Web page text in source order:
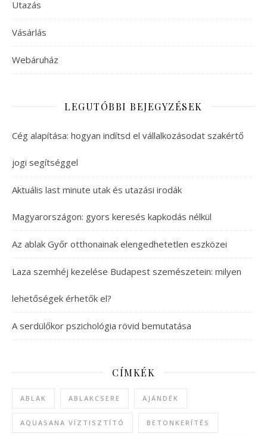
Utazás
Vásárlás
Webáruház
LEGUTÓBBI BEJEGYZÉSEK
Cég alapítása: hogyan indítsd el vállalkozásodat szakértő
jogi segítséggel
Aktuális last minute utak és utazási irodák
Magyarországon: gyors keresés kapkodás nélkül
Az ablak Győr otthonainak elengedhetetlen eszközei
Laza szemhéj kezelése Budapest szemészetein: milyen
lehetőségek érhetők el?
A serdülőkor pszichológia rövid bemutatása
CÍMKÉK
ABLAK ABLAKCSERE AJÁNDÉK
AQUASANA VÍZTISZTÍTÓ BETONKERÍTÉS